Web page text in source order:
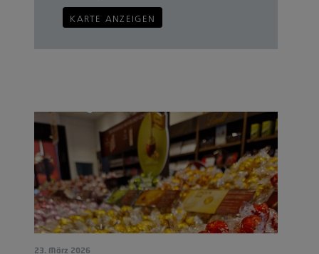
KARTE ANZEIGEN
23. März 2026